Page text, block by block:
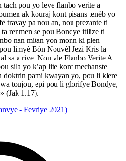
pou yo leve flanbo verite a
ak kouraj kont pisans tenèb yo
travay pa nou an, nou prezante ti
renmen se pou Bondye itilize ti
nan mitan yon monn ki plen
limyè Bòn Nouvèl Jezi Kris la
sa a rive. Nou vle Flanbo Verite A
sila yo k’ap lite kont mechanste,
doktrin pami kwayan yo, pou li klere
toujou, epi pou li glorifye Bondye,
» (Jak 1.17).
- Fevriye 2021)